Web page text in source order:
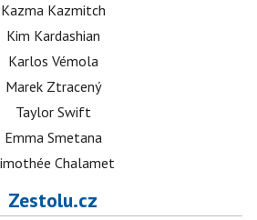
Kazma Kazmitch
Kim Kardashian
Karlos Vémola
Marek Ztracený
Taylor Swift
Emma Smetana
Chalamet
Zestolu.cz